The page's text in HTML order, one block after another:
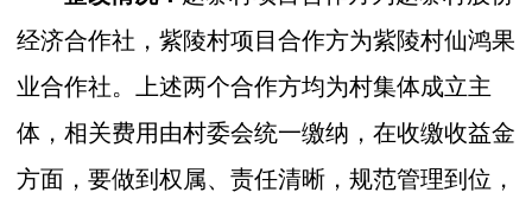
经济合作社，紫陵村项目合作方为紫陵村仙鸿果
业合作社。上述两个合作方均为村集体成立主
体，相关费用由村委会统一缴纳，在收缴收益金
方面，要做到权属、责任清晰，规范管理到位，